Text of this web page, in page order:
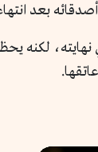
بعد
لكنه